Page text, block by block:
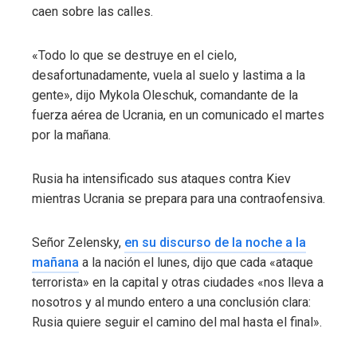
caen sobre las calles.
«Todo lo que se destruye en el cielo,
desafortunadamente, vuela al suelo y lastima a la
gente», dijo Mykola Oleschuk, comandante de la
fuerza aérea de Ucrania, en un comunicado el martes
por la mañana.
Rusia ha intensificado sus ataques contra Kiev
mientras Ucrania se prepara para una contraofensiva.
Señor Zelensky, en su discurso de la noche a la
mañana a la nación el lunes, dijo que cada «ataque
terrorista» en la capital y otras ciudades «nos lleva a
nosotros y al mundo entero a una conclusión clara:
Rusia quiere seguir el camino del mal hasta el final».